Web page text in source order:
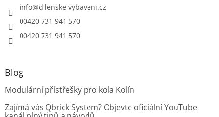
info@dilenske-vybaveni.cz
00420 731 941 570
00420 731 941 570
Blog
Modulární přístřešky pro kola Kolín
Zajímá vás Qbrick System? Objevte oficiální YouTube